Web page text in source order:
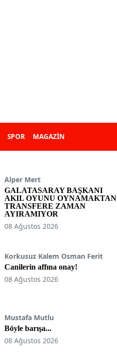
SPOR MAGAZİN
Alper Mert
GALATASARAY BAŞKANI
AKIL OYUNU OYNAMAKTAN
TRANSFERE ZAMAN
AYIRAMIYOR
08 Ağustos 2026
Korkusuz Kalem Osman Ferit
Canilerin affına onay!
08 Ağustos 2026
Mustafa Mutlu
Böyle barışa...
08 Ağustos 2026